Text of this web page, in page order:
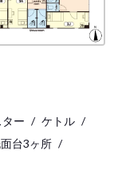
ター
ケトル
台3ヶ所